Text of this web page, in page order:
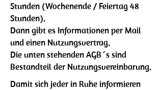
Stunden (Wochenende / Feiertag 48
Stunden).
Dann gibt es Informationen per Mail
und einen Nutzungsvertrag.
Die unten stehenden AGB´s sind
Bestandteil der Nutzungsvereinbarung.
Damit sich jeder in Ruhe informieren